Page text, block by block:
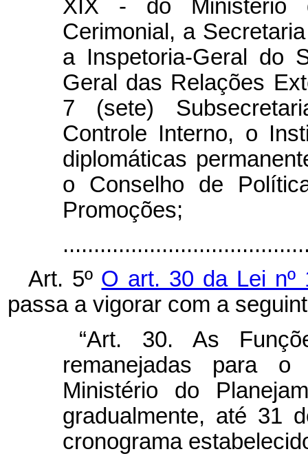
XIX - do Ministério
Cerimonial, a
a Inspetoria-Geral do
Geral das Relações
7 (sete)
Controle Interno, o
diplomáticas
o Conselho de
Promoções;
Art. 5º O art. 30 da Lei nº
passa a vigorar com a
“Art. 30. As
remanejadas para
Ministério do
gradualmente, até 31
cronograma